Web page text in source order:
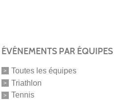
ÉVÉNEMENTS PAR ÉQUIPES
Toutes les équipes
Triathlon
Tennis